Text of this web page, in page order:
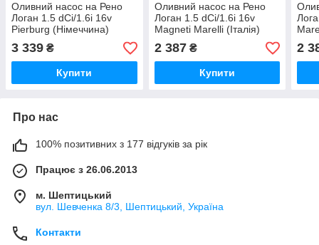
Оливний насос на Рено
Логан 1.5 dCi/1.6i 16v
Pierburg (Німеччина)
706595010
3 339 ₴
Купити
Оливний насос на Рено
Логан 1.5 dCi/1.6i 16v
Magneti Marelli (Італія)
351516000043
2 387₴
Купити
2
Про нас
100% позитивних з 177 відгуків за рік
Працює з 26.06.2013
м. Шептицький
вул. Шевченка 8/3, Шептицький, Україна
Контакти